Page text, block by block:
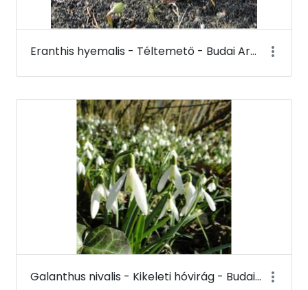
Eranthis hyemalis - Téltemető - Budai Arborétum
Galanthus nivalis - Kikeleti hóvirág - Budai Arborétum